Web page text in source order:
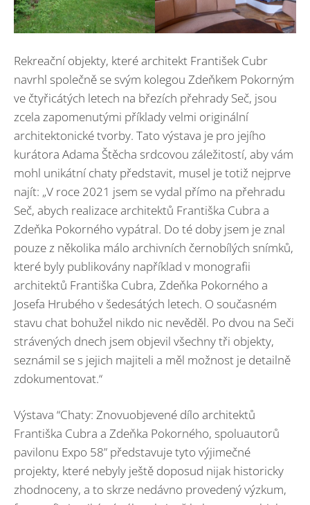
Rekreační objekty, které architekt František Cubr
navrhl společně se svým kolegou Zdeňkem Pokorným
ve čtyřicátých letech na březích přehrady Seč, jsou
zcela zapomenutými příklady velmi originální
architektonické tvorby. Tato výstava je pro jejího
kurátora Adama Štěcha srdcovou záležitostí, aby vám
mohl unikátní chaty představit, musel je totiž nejprve
najít: „V roce 2021 jsem se vydal přímo na přehradu
Seč, abych realizace architektů Františka Cubra a
Zdeňka Pokorného vypátral. Do té doby jsem je znal
pouze z několika málo archivních černobílých snímků,
které byly publikovány například v monografii
architektů Františka Cubra, Zdeňka Pokorného a
Josefa Hrubého v šedesátých letech. O současném
stavu chat bohužel nikdo nic nevěděl. Po dvou na Seči
strávených dnech jsem objevil všechny tři objekty,
seznámil se s jejich majiteli a měl možnost je detailně
zdokumentovat.“
Výstava “Chaty: Znovuobjevené dílo architektů
Františka Cubra a Zdeňka Pokorného, spoluautorů
pavilonu Expo 58” představuje tyto výjimečné
projekty, které nebyly ještě doposud nijak historicky
zhodnoceny, a to skrze nedávno provedený výzkum,